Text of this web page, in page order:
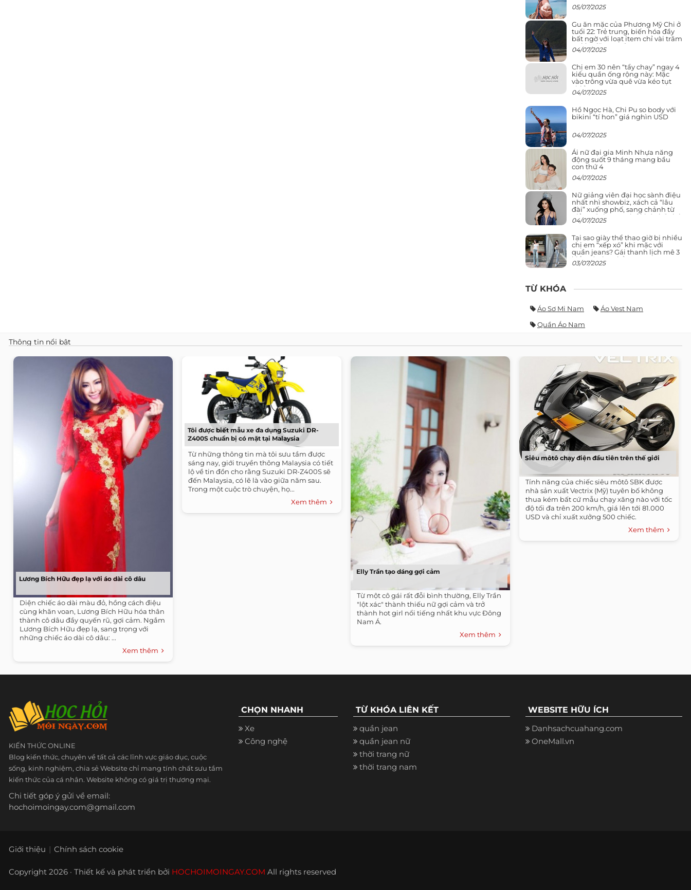
05/07/2025
Gu ăn mặc của Phương Mỹ Chi ở
tuổi 22: Trẻ trung, biến hóa đầy
bất ngờ với loạt item chỉ vài trăm
nghìn đã mua được
04/07/2025
Chị em 30 nên “tẩy chay” ngay 4
kiểu quần ống rộng này: Mặc
vào trông vừa quê vừa kéo tụt
chiều cao
04/07/2025
Hồ Ngọc Hà, Chi Pu so body với
bikini “tí hon” giá nghìn USD
04/07/2025
Ái nữ đại gia Minh Nhựa năng
động suốt 9 tháng mang bầu
con thứ 4
04/07/2025
Nữ giảng viên đại học sành điệu
nhất nhì showbiz, xách cả “lâu
đài” xuống phố, sang chảnh từ
giảng đường ra phố khó ai đọ lại
04/07/2025
Tại sao giày thể thao giờ bị nhiều
chị em “xếp xó” khi mặc với
quần jeans? Gái thanh lịch mê 3
kiểu này hơn hẳn
03/07/2025
TỪ KHÓA
Áo Sơ Mi Nam
Áo Vest Nam
Quần Áo Nam
Thông tin nổi bật
Lương Bích Hữu đẹp lạ với áo dài cô dâu
Diện chiếc áo dài màu đỏ, hồng cách điệu
cùng khăn voan, Lương Bích Hữu hóa thân
thành cô dâu đầy quyến rũ, gợi cảm. Ngắm
Lương Bích Hữu đẹp lạ, sang trọng với
những chiếc áo dài cô dâu: ...
Xem thêm
Tôi được biết mẫu xe đa dụng Suzuki DR-
Z400S chuẩn bị có mặt tại Malaysia
Từ những thông tin mà tôi sưu tầm được
sáng nay, giới truyền thông Malaysia có tiết
lộ về tin đồn cho rằng Suzuki DR-Z400S sẽ
đến Malaysia, có lẽ là vào giữa năm sau.
Trong một cuộc trò chuyện, họ...
Xem thêm
Elly Trần tạo dáng gợi cảm
Từ một cô gái rất đỗi bình thường, Elly Trần
"lột xác" thành thiếu nữ gợi cảm và trở
thành hot girl nổi tiếng nhất khu vực Đông
Nam Á.
Xem thêm
Siêu môtô chạy điện đầu tiên trên thế giới
Tính năng của chiếc siêu môtô SBK được
nhà sản xuất Vectrix (Mỹ) tuyên bố không
thua kém bất cứ mẫu chạy xăng nào với tốc
độ tối đa trên 200 km/h, giá lên tới 81.000
USD và chỉ xuất xưởng 500 chiếc.
Xem thêm
KIẾN THỨC ONLINE
Blog kiến thức, chuyên về tất cả các lĩnh vực giáo dục, cuộc
sống, kinh nghiệm, chia sẻ Website chỉ mang tính chất sưu tầm
kiến thức của cá nhân. Website không có giá trị thương mại.
Chi tiết góp ý gửi về email:
hochoimoingay.com@gmail.com
CHỌN NHANH
Xe
Công nghệ
TỪ KHÓA LIÊN KẾT
quần jean
quần jean nữ
thời trang nữ
thời trang nam
WEBSITE HỮU ÍCH
Danhsachcuahang.com
OneMall.vn
Giới thiệu Chính sách cookie
Copyright 2026 · Thiết kế và phát triển bởi HOCHOIMOINGAY.COM All rights reserved